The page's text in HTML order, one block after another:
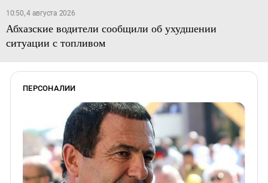
10:50, 4 августа 2026
Абхазские водители сообщили об ухудшении
ситуации с топливом
ПЕРСОНАЛИИ